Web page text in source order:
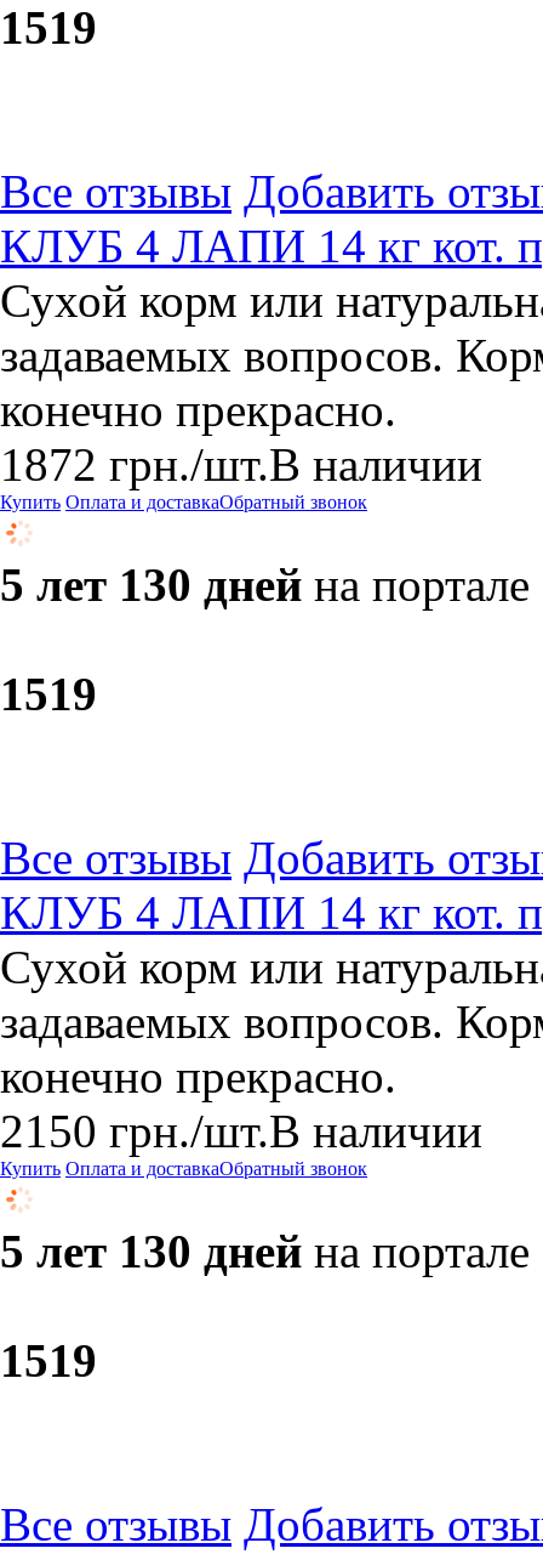
1519
Все отзывы Добавить
КЛУБ 4 ЛАПИ 14 кг кот.
Сухой корм или
задаваемых вопросов.
конечно прекрасно.
1872 грн./шт.В наличии
Купить Оплата и доставкаОбратный звонок
5 лет 130 дней на портале
1519
Все отзывы Добавить
КЛУБ 4 ЛАПИ 14 кг кот.
Сухой корм или
задаваемых вопросов.
конечно прекрасно.
2150 грн./шт.В наличии
Купить Оплата и доставкаОбратный звонок
5 лет 130 дней на портале
1519
Все отзывы Добавить